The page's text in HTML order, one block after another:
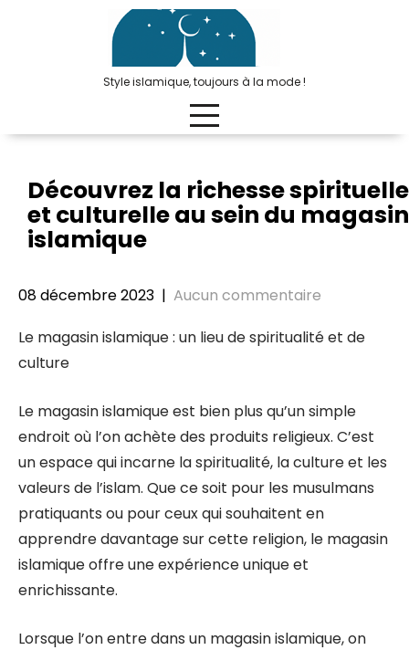
Style islamique, toujours à la mode !
Découvrez la richesse spirituelle
et culturelle au sein du magasin
islamique
08 décembre 2023 | Aucun commentaire
Le magasin islamique : un lieu de spiritualité et de
culture
Le magasin islamique est bien plus qu’un simple
endroit où l’on achète des produits religieux. C’est
un espace qui incarne la spiritualité, la culture et les
valeurs de l’islam. Que ce soit pour les musulmans
pratiquants ou pour ceux qui souhaitent en
apprendre davantage sur cette religion, le magasin
islamique offre une expérience unique et
enrichissante.
Lorsque l’on entre dans un magasin islamique, on